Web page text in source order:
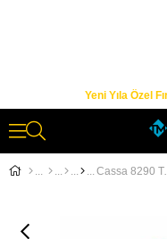
Yeni Yıla Özel
Cassa